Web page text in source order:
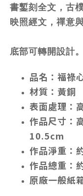
書鏨刻全文，古
映照經文，禪意
底部可轉開設計。
品名：福祿
材質：黃銅
表面處理：
作品尺寸：
10.5cm
作品淨重：
作品總重：
原廠一般紙